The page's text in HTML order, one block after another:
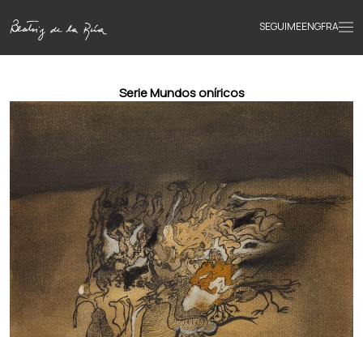
SEGUIMEENGFRA
Inicio
Obras
Textos
Biografía
Libros
Serie Mundos oníricos